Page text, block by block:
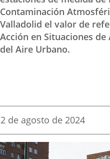
Contaminación
Valladolid el valor de
Acción en Situaciones
del Aire Urbano.
Fecha
la
noticia
2 de agosto de 2024